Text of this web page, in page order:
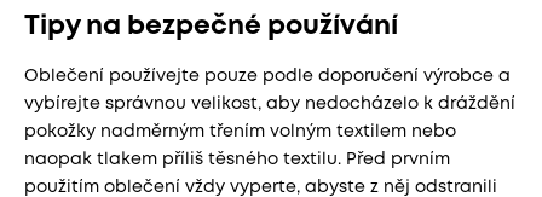
Tipy na bezpečné používání
Oblečení používejte pouze podle doporučení výrobce a
vybírejte správnou velikost, aby nedocházelo k dráždění
pokožky nadměrným třením volným textilem nebo
naopak tlakem příliš těsného textilu. Před prvním
použitím oblečení vždy vyperte, abyste z něj odstranili